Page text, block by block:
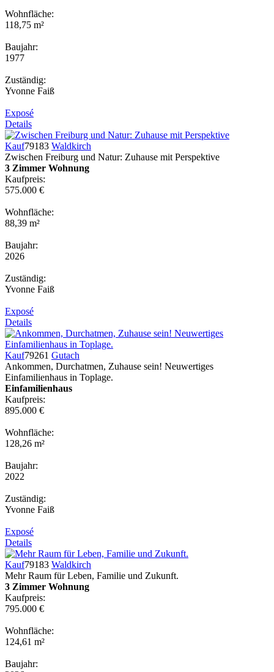
Wohnfläche:
118,75 m²
Baujahr:
1977
Zuständig:
Yvonne Faiß
Exposé
Details
Kauf79183 Waldkirch
Zwischen Freiburg und Natur: Zuhause mit Perspektive
3 Zimmer Wohnung
Kaufpreis:
575.000 €
Wohnfläche:
88,39 m²
Baujahr:
2026
Zuständig:
Yvonne Faiß
Exposé
Details
Kauf79261 Gutach
Ankommen, Durchatmen, Zuhause sein! Neuwertiges
Einfamilienhaus in Toplage.
Einfamilienhaus
Kaufpreis:
895.000 €
Wohnfläche:
128,26 m²
Baujahr:
2022
Zuständig:
Yvonne Faiß
Exposé
Details
Kauf79183 Waldkirch
Mehr Raum für Leben, Familie und Zukunft.
3 Zimmer Wohnung
Kaufpreis:
795.000 €
Wohnfläche:
124,61 m²
Baujahr: